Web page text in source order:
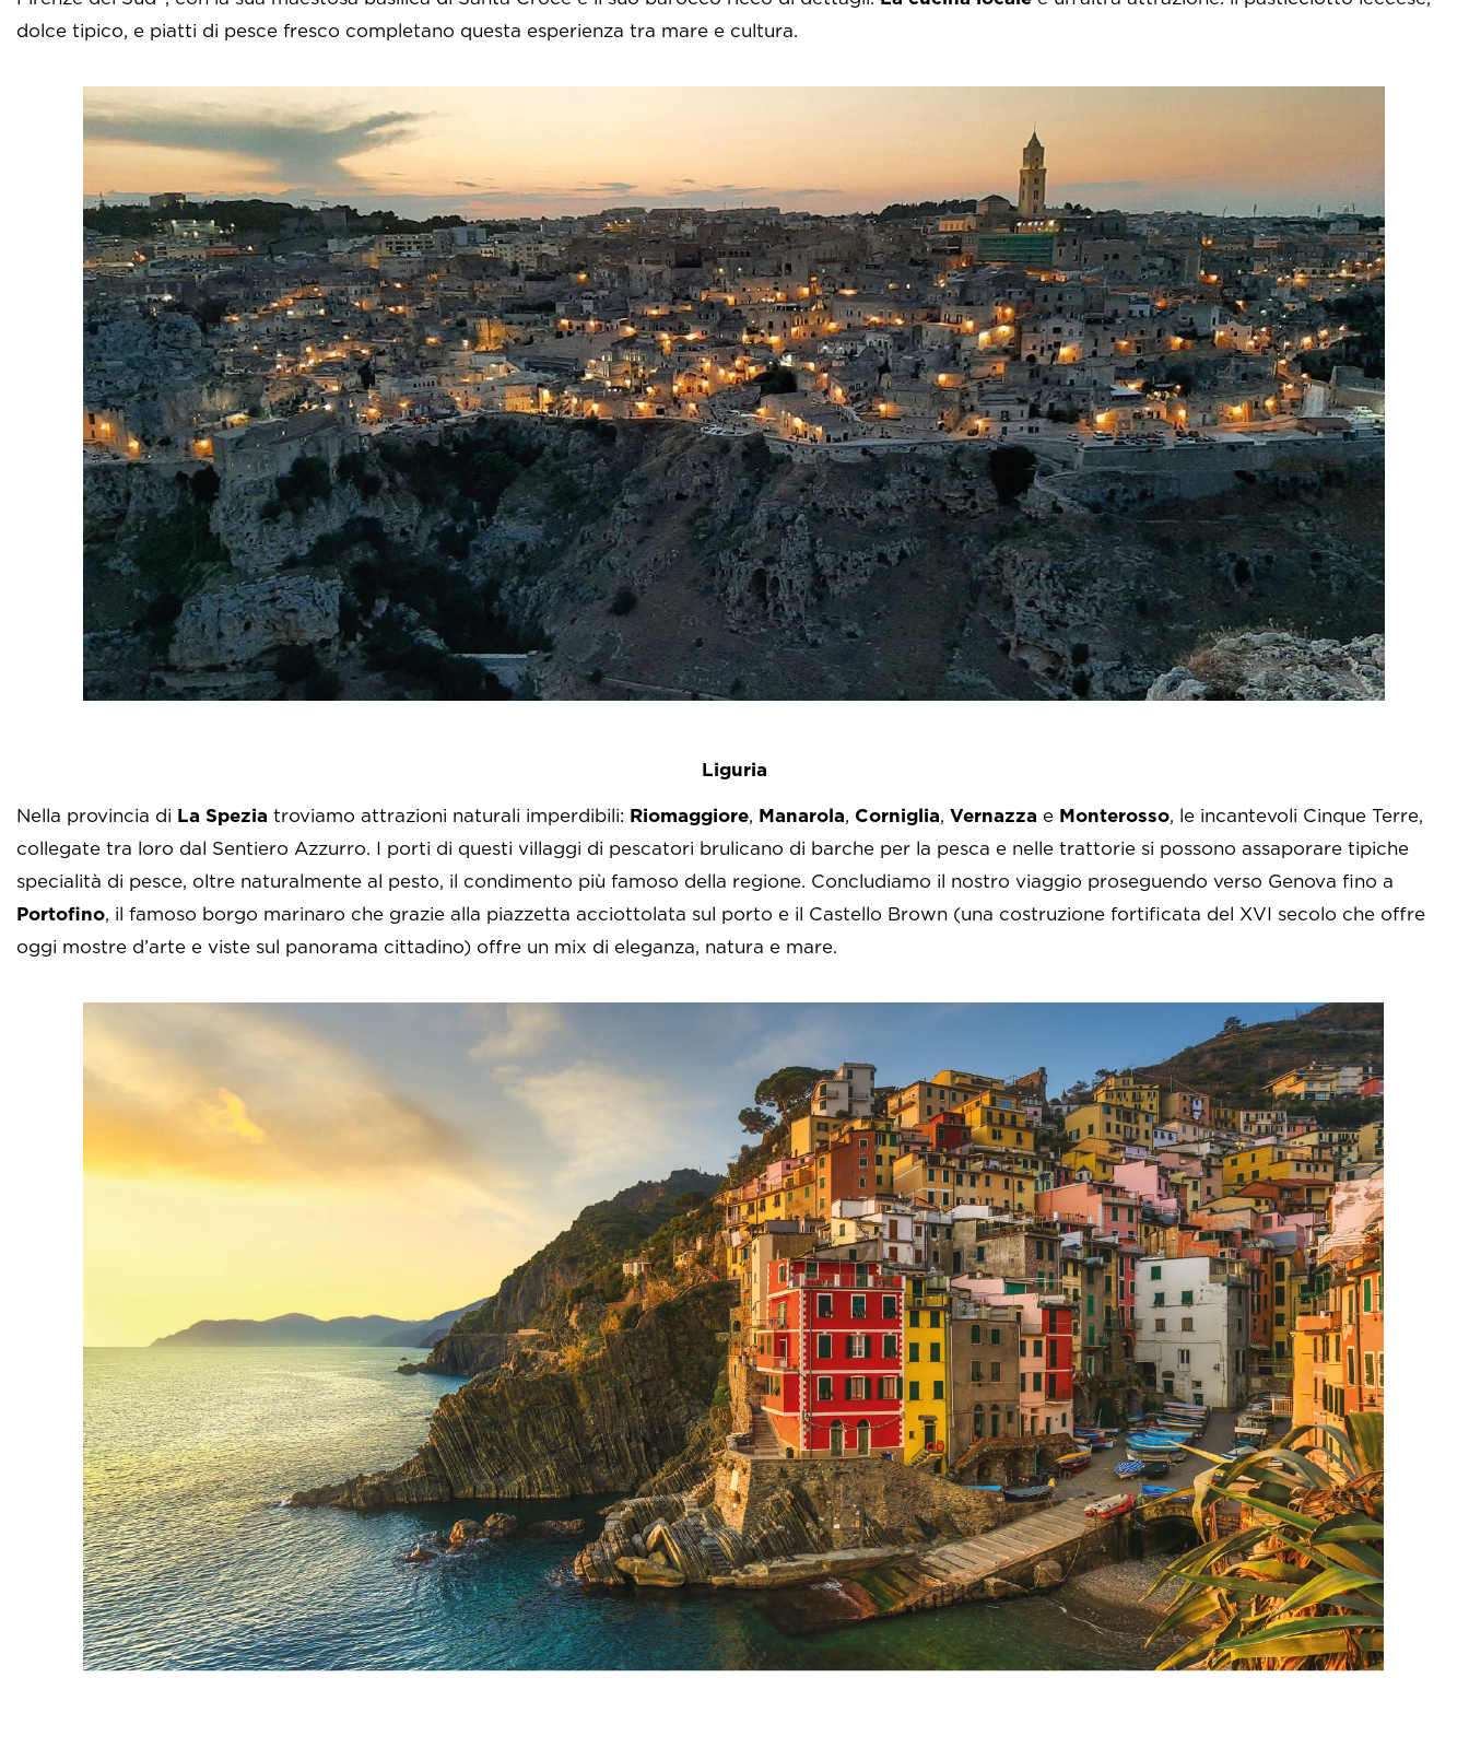
dolce tipico, e piatti di pesce fresco completano questa esperienza tra mare e cultura.
Liguria
Nella provincia di La Spezia troviamo attrazioni naturali imperdibili: Riomaggiore, Manarola, Corniglia, Vernazza e Monterosso, le incantevoli Cinque Terre,
collegate tra loro dal Sentiero Azzurro. I porti di questi villaggi di pescatori brulicano di barche per la pesca e nelle trattorie si possono assaporare tipiche
specialità di pesce, oltre naturalmente al pesto, il condimento più famoso della regione. Concludiamo il nostro viaggio proseguendo verso Genova fino a
Portofino, il famoso borgo marinaro che grazie alla piazzetta acciottolata sul porto e il Castello Brown (una costruzione fortificata del XVI secolo che offre
oggi mostre d’arte e viste sul panorama cittadino) offre un mix di eleganza, natura e mare.